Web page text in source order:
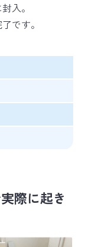
入。
です。
際に起き